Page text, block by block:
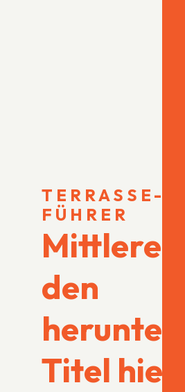
TERRASSE-
FÜHRER
Mittlere
den
Titel hier